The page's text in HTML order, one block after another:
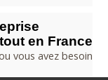
en France
vous avez besoin